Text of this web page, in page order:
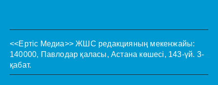
<<Ертіс Медиа>> ЖШС редакцияның мекенжайы:
140000, Павлодар қаласы, Астана көшесі, 143-үй. 3-
қабат.